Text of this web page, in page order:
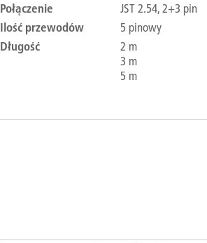
Połączenie
JST 2.54, 2+3 pin
Ilość przewodów
5 pinowy
Długość
2 m
3 m
5 m